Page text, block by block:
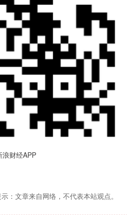
财经APP
：文章来自网络，不代表本站观点。